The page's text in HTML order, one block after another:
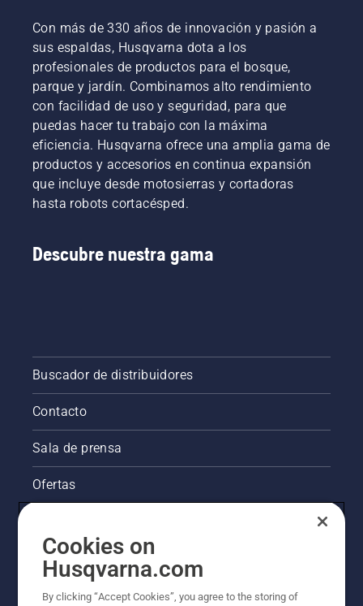
Con más de 330 años de innovación y pasión a
sus espaldas, Husqvarna dota a los
profesionales de productos para el bosque,
parque y jardín. Combinamos alto rendimiento
con facilidad de uso y seguridad, para que
puedas hacer tu trabajo con la máxima
eficiencia. Husqvarna ofrece una amplia gama de
productos y accesorios en continua expansión
que incluye desde motosierras y cortadoras
hasta robots cortacésped.
Descubre nuestra gama
Buscador de distribuidores
Contacto
Sala de prensa
Ofertas
Información legal de productos
Otros sitios de Husqvarna
Cookies on
Husqvarna.com
By clicking “Accept Cookies”, you agree to the storing of